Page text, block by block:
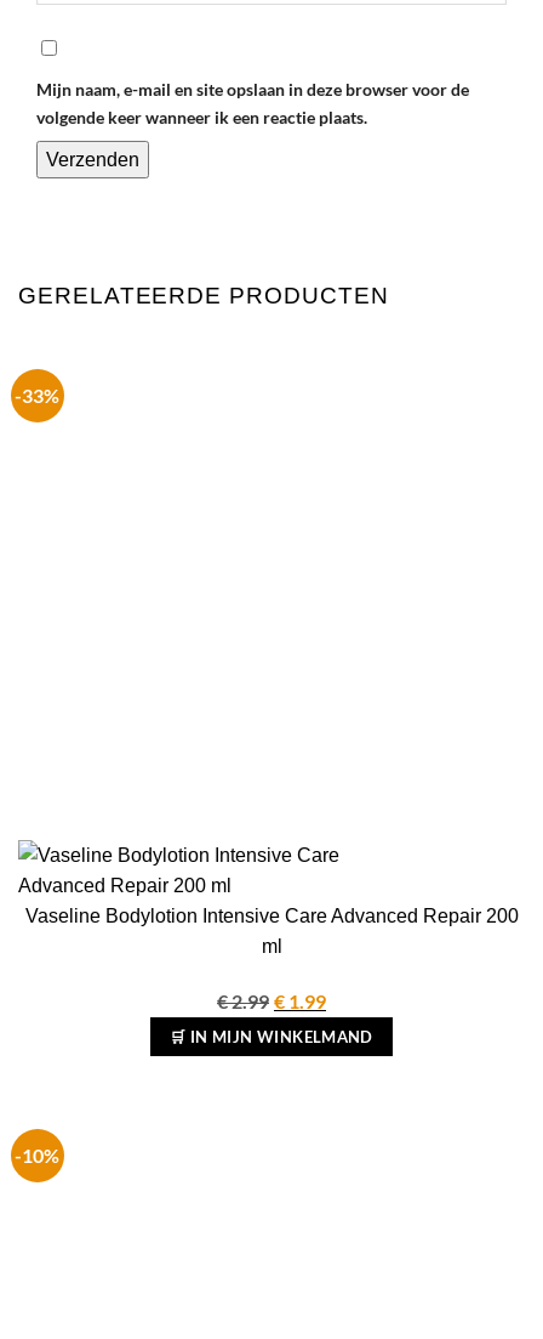
Mijn naam, e-mail en site opslaan in deze browser voor de
volgende keer wanneer ik een reactie plaats.
GERELATEERDE PRODUCTEN
-33%
Vaseline Bodylotion Intensive Care Advanced Repair 200
ml
€2.99 Oorspronkelijke
prijs
was:
€ 1.99Huidige
prijs
is:
🛒 IN MIJN WINKELMAND
-10%